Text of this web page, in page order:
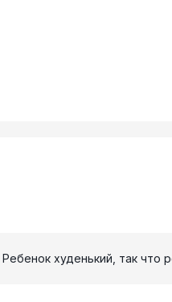
худенький, так что